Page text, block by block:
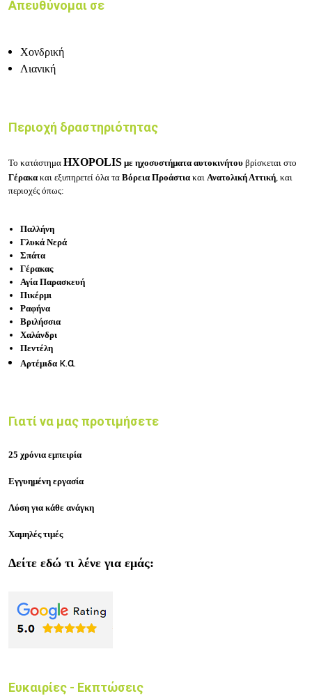
Απευθύνομαι σε
Χονδρική
Λιανική
Περιοχή δραστηριότητας
Το κατάστημα ΗΧΟPOLIS με ηχοσυστήματα αυτοκινήτου βρίσκεται στο
Γέρακα και εξυπηρετεί όλα τα Βόρεια Προάστια και Ανατολική Αττική, και
περιοχές όπως:
Παλλήνη
Γλυκά Νερά
Σπάτα
Γέρακας
Αγία Παρασκευή
Πικέρμι
Ραφήνα
Βριλήσσια
Χαλάνδρι
Πεντέλη
Αρτέμιδα κ.α.
Γιατί να μας προτιμήσετε
25 χρόνια εμπειρία
Εγγυημένη εργασία
Λύση για κάθε ανάγκη
Χαμηλές τιμές
Δείτε εδώ τι λένε για εμάς:
Ευκαιρίες - Εκπτώσεις